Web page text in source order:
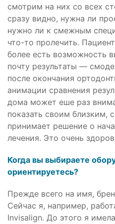
смотрим на них со всех
сразу видно, нужна ли
нужно ли к смежным
что-то пролечить.
более есть возможность
почту результаты —
после окончания
анимации сравнения
дома может еше раз
показать своим близким,
принимает решение о
лечения. Это очень
Когда вы выбираете
ориентируетесь?
Прежде всего на имя,
Сейчас я, например,
Invisalign. До этого я